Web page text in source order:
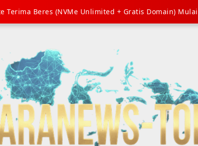
Terima Beres (NVMe Unlimited + Gratis Domain) Mulai